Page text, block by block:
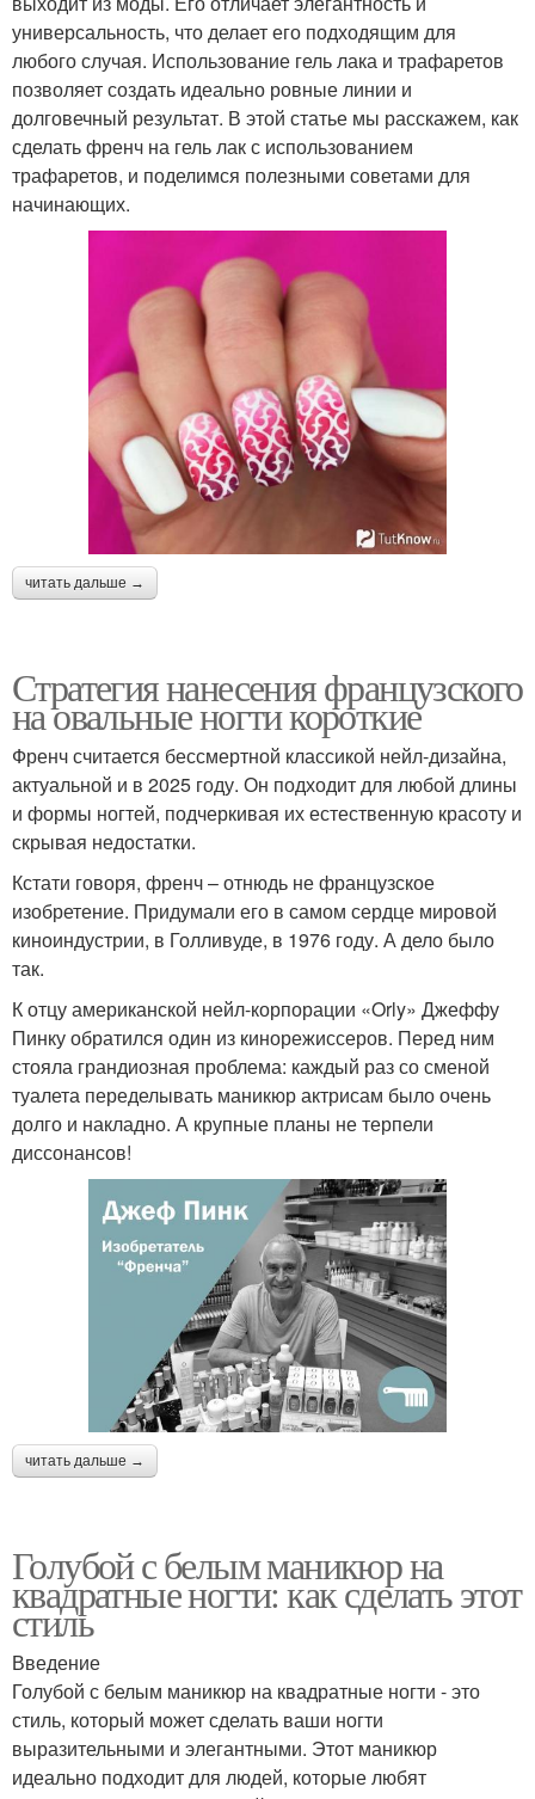
универсальность, что делает его подходящим для
любого случая. Использование гель лака и трафаретов
позволяет создать идеально ровные линии и
долговечный результат. В этой статье мы расскажем, как
сделать френч на гель лак с использованием
трафаретов, и поделимся полезными советами для
начинающих.
читать дальше →
Стратегия нанесения французского
на овальные ногти короткие
Френч считается бессмертной классикой нейл-дизайна,
актуальной и в 2025 году. Он подходит для любой длины
и формы ногтей, подчеркивая их естественную красоту и
скрывая недостатки.
Кстати говоря, френч – отнюдь не французское
изобретение. Придумали его в самом сердце мировой
киноиндустрии, в Голливуде, в 1976 году. А дело было
так.
К отцу американской нейл-корпорации «Orly» Джеффу
Пинку обратился один из кинорежиссеров. Перед ним
стояла грандиозная проблема: каждый раз со сменой
туалета переделывать маникюр актрисам было очень
долго и накладно. А крупные планы не терпели
диссонансов!
читать дальше →
Голубой с белым маникюр на
квадратные ногти: как сделать этот
стиль
Введение
Голубой с белым маникюр на квадратные ногти - это
стиль, который может сделать ваши ногти
выразительными и элегантными. Этот маникюр
идеально подходит для людей, которые любят